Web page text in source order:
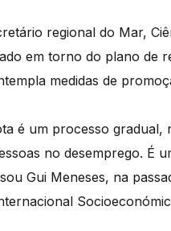
regional do Mar,
em torno do plano de
medidas de
é um processo
no desemprego. É
Gui Meneses, na